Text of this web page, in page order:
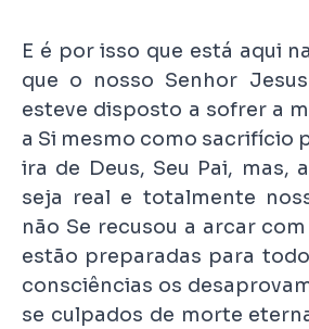
E é por isso que está aqui
que o nosso Senhor
esteve disposto a sofrer a
a Si mesmo como sacrifício
ira de Deus, Seu Pai, mas,
seja real e totalmente
não Se recusou a arcar
estão preparadas para
consciências os
se culpados de morte